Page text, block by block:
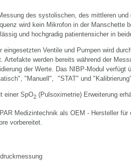
des systolischen, des mittleren
wird kein Mikrofon in der Manschette
und hochgradig patientensicher in
eingesetzten Ventile und Pumpen wird
Artefakte werden bereits während der
der Werte. Das NIBP-Modul verfügt
"Manuell", "STAT" und "Kalibrierung".
einer SpO2 (Pulsoximetrie) Erweiterung
Medizintechnik als OEM - Hersteller für
vorbereitet.